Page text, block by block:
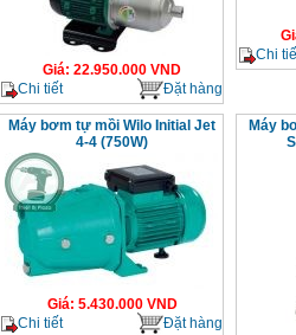
Giá: 22.950.000 VND
Chi tiết
Đặt hàng
Chi
Máy bơm tự mồi Wilo Initial Jet
4-4 (750W)
Giá: 5.430.000VND
Chi tiết
Đặt hàng
Máy